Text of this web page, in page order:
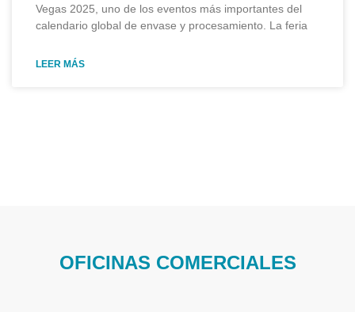
Vegas 2025, uno de los eventos más importantes del
calendario global de envase y procesamiento. La feria
LEER MÁS
OFICINAS COMERCIALES